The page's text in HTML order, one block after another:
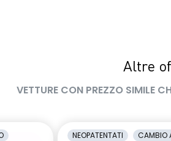
Altre
VETTURE CON PREZZO SIMILE
NEOPATENTATI CAMBIO